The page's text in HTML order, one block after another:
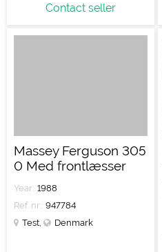
Contact seller
Massey Ferguson 305
0 Med frontlæsser
Year: 1988
Ref. nr.: 947784
Test, Denmark